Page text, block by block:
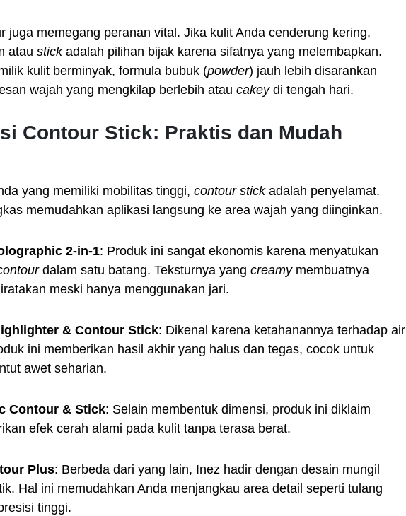
juga memegang peranan vital. Jika kulit Anda cenderung kering,
atau stickadalah pilihan bijak karena sifatnya yang melembapkan.
kulit berminyak, formula bubuk (powder) jauh lebih disarankan
wajah yang mengkilap berlebih atau cakeydi tengah hari.
Contour Stick: Praktis dan Mudah
yang memiliki mobilitas tinggi, contour stickadalah penyelamat.
memudahkan aplikasi langsung ke area wajah yang diinginkan.
2-in-1: Produk ini sangat ekonomis karena menyatukan
dalam satu batang. Teksturnya yang creamymembuatnya
meski hanya menggunakan jari.
& Contour Stick: Dikenal karena ketahanannya terhadap air
ini memberikan hasil akhir yang halus dan tegas, cocok untuk
awet seharian.
Contour & Stick: Selain membentuk dimensi, produk ini diklaim
efek cerah alami pada kulit tanpa terasa berat.
Plus: Berbeda dari yang lain, Inez hadir dengan desain mungil
Hal ini memudahkan Anda menjangkau area detail seperti tulang
tinggi.